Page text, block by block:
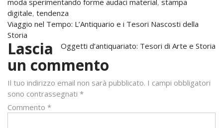
moda sperimentando forme audaci material, stampa
digitale, tendenza
Navigazione
articoli
Viaggio nel Tempo: L’Antiquario e i Tesori Nascosti della
Storia
Oggetti d’antiquariato: Tesori di Arte e Storia
Lascia
un commento
Il tuo indirizzo email non sarà pubblicato. I campi obbligatori
sono contrassegnati *
Commento *